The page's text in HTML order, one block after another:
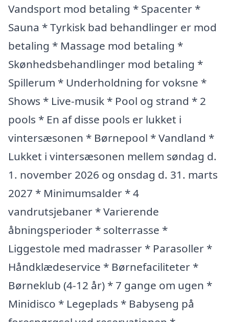
Vandsport mod betaling * Spacenter *
Sauna * Tyrkisk bad behandlinger er mod
betaling * Massage mod betaling *
Skønhedsbehandlinger mod betaling *
Spillerum * Underholdning for voksne *
Shows * Live-musik * Pool og strand * 2
pools * En af disse pools er lukket i
vintersæsonen * Børnepool * Vandland *
Lukket i vintersæsonen mellem søndag d.
1. november 2026 og onsdag d. 31. marts
2027 * Minimumsalder * 4
vandrutsjebaner * Varierende
åbningsperioder * solterrasse *
Liggestole med madrasser * Parasoller *
Håndklædeservice * Børnefaciliteter *
Børneklub (4-12 år) * 7 gange om ugen *
Minidisco * Legeplads * Babyseng på